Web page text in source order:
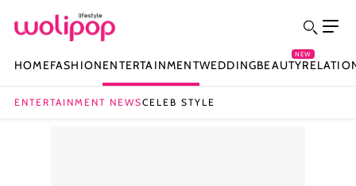
HOMEFASHIONENTERTAINMENTWEDDINGBEAUTY
NEW
ENTERTAINMENT NEWSCELEB STYLE